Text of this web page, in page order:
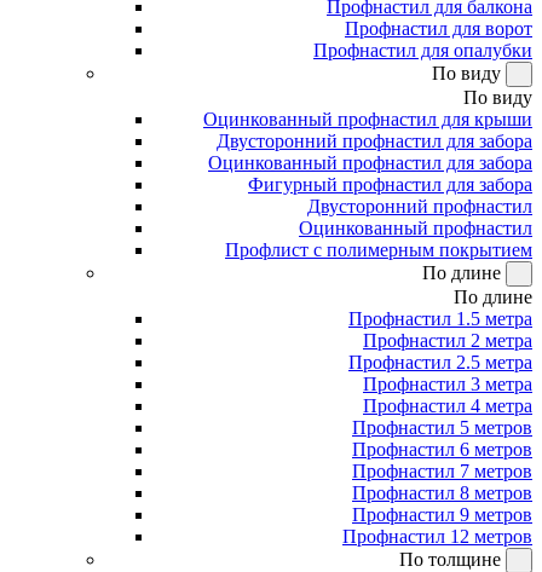
Профнастил для балкона
Профнастил для ворот
Профнастил для опалубки
По виду
По виду
Оцинкованный профнастил для крыши
Двусторонний профнастил для забора
Оцинкованный профнастил для забора
Фигурный профнастил для забора
Двусторонний профнастил
Оцинкованный профнастил
Профлист с полимерным покрытием
По длине
По длине
Профнастил 1.5 метра
Профнастил 2 метра
Профнастил 2.5 метра
Профнастил 3 метра
Профнастил 4 метра
Профнастил 5 метров
Профнастил 6 метров
Профнастил 7 метров
Профнастил 8 метров
Профнастил 9 метров
Профнастил 12 метров
По толщине